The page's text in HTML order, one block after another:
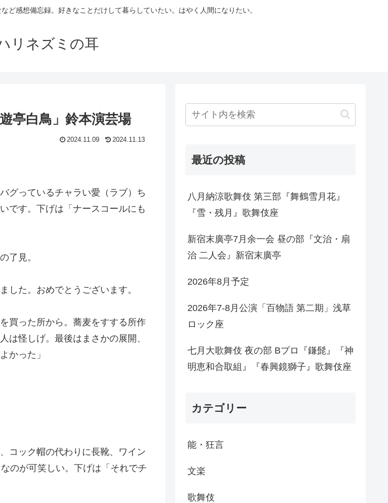
ど感想備忘録。好きなことだけして暮らしていたい。はやく人間になりたい。
リネズミの耳
亭白鳥」鈴本演芸場
2024.11.09 2024.11.13
グっているチャラい愛（ラブ）ち
です。下げは「ナースコールにも
了見。
した。おめでとうございます。
買った所から。蕎麦をすする所作
は怪しげ。最後はまさかの展開、
かった」
コック帽の代わりに長靴、ワイン
のが可笑しい。下げは「それでチ
最近の投稿
八月納涼歌舞伎 第三部『舞鶴雪月花』
『雪・残月』歌舞伎座
新宿末廣亭7月余一会 昼の部『文治・扇
治 二人会』新宿末廣亭
2026年8月予定
2026年7-8月公演「百物語 第二期」浅草
ロック座
七月大歌舞伎 夜の部 Bプロ『鎌髭』『神
明恵和合取組』『春興鏡獅子』歌舞伎座
カテゴリー
能・狂言
文楽
歌舞伎